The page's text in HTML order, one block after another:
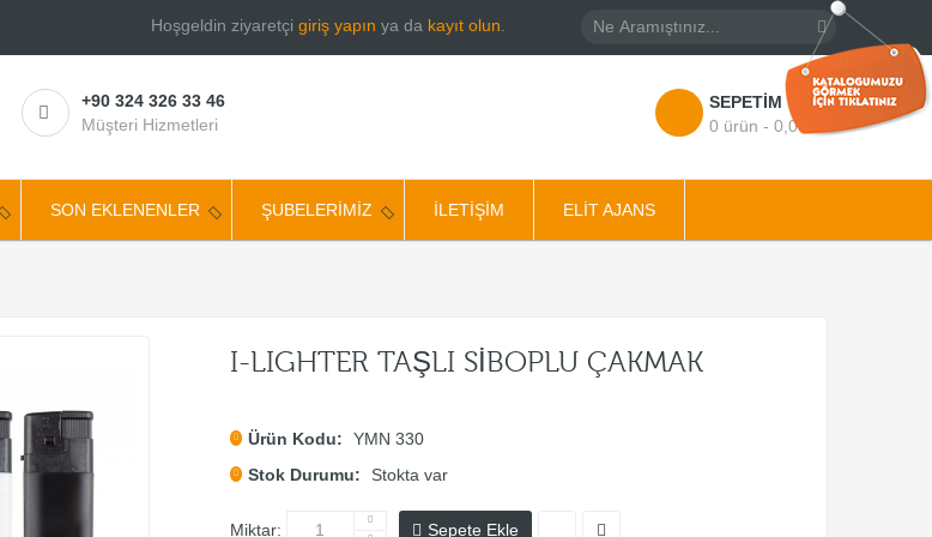
Hoşgeldin ziyaretçi giriş yapın ya da kayıt olun
+90 324 326 33 46
Müşteri Hizmetleri
SEPETIM
0 ürün - 0,00TL
SON EKLENENLER ŞUBELERİMİZ İLETİŞİM ELİT AJANS
I-LIGHTER TAŞLI SİBOPLU ÇAKMAK
Ürün Kodu:
YMN 330
Stok Durumu:
Stokta var
Miktar: Sepete Ekle